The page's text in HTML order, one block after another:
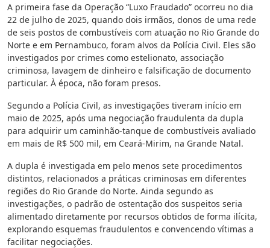
A primeira fase da Operação “Luxo Fraudado” ocorreu no dia
22 de julho de 2025, quando dois irmãos, donos de uma rede
de seis postos de combustíveis com atuação no Rio Grande do
Norte e em Pernambuco, foram alvos da Polícia Civil. Eles são
investigados por crimes como estelionato, associação
criminosa, lavagem de dinheiro e falsificação de documento
particular. À época, não foram presos.
Segundo a Polícia Civil, as investigações tiveram início em
maio de 2025, após uma negociação fraudulenta da dupla
para adquirir um caminhão-tanque de combustíveis avaliado
em mais de R$ 500 mil, em Ceará-Mirim, na Grande Natal.
A dupla é investigada em pelo menos sete procedimentos
distintos, relacionados a práticas criminosas em diferentes
regiões do Rio Grande do Norte. Ainda segundo as
investigações, o padrão de ostentação dos suspeitos seria
alimentado diretamente por recursos obtidos de forma ilícita,
explorando esquemas fraudulentos e convencendo vítimas a
facilitar negociações.